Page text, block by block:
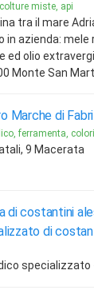
miste, api
tra il mare
in azienda:
ed olio
Monte San
Marche di
ferramenta,
9 Macerata
di costantini
di
specializzato